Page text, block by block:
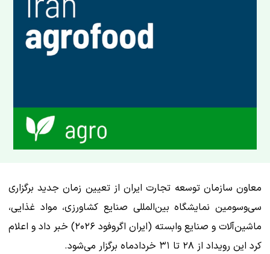
معاون سازمان توسعه تجارت ایران از تعیین زمان جدید برگزاری
سی‌وسومین نمایشگاه بین‌المللی صنایع کشاورزی، مواد غذایی،
ماشین‌آلات و صنایع وابسته (ایران اگروفود ۲۰۲۶) خبر داد و اعلام
کرد این رویداد از ۲۸ تا ۳۱ خردادماه برگزار می‌شود.